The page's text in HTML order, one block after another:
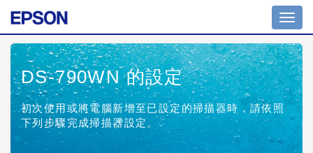
切
換
導
覽
DS-790WN的設定
初次使用或將電腦新增至已設定的掃描器時，請依照
下列步驟完成掃描器設定。